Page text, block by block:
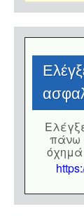
πάνω